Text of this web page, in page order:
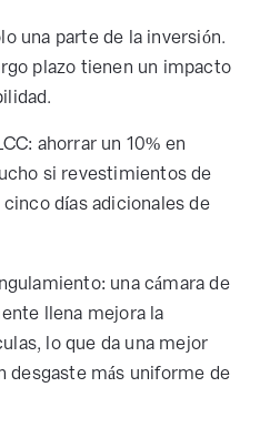
una parte de la inversión.
plazo tienen un impacto
ahorrar un 10% en
si revestimientos de
días adicionales de
una cámara de
llena mejora la
lo que da una mejor
desgaste más uniforme de